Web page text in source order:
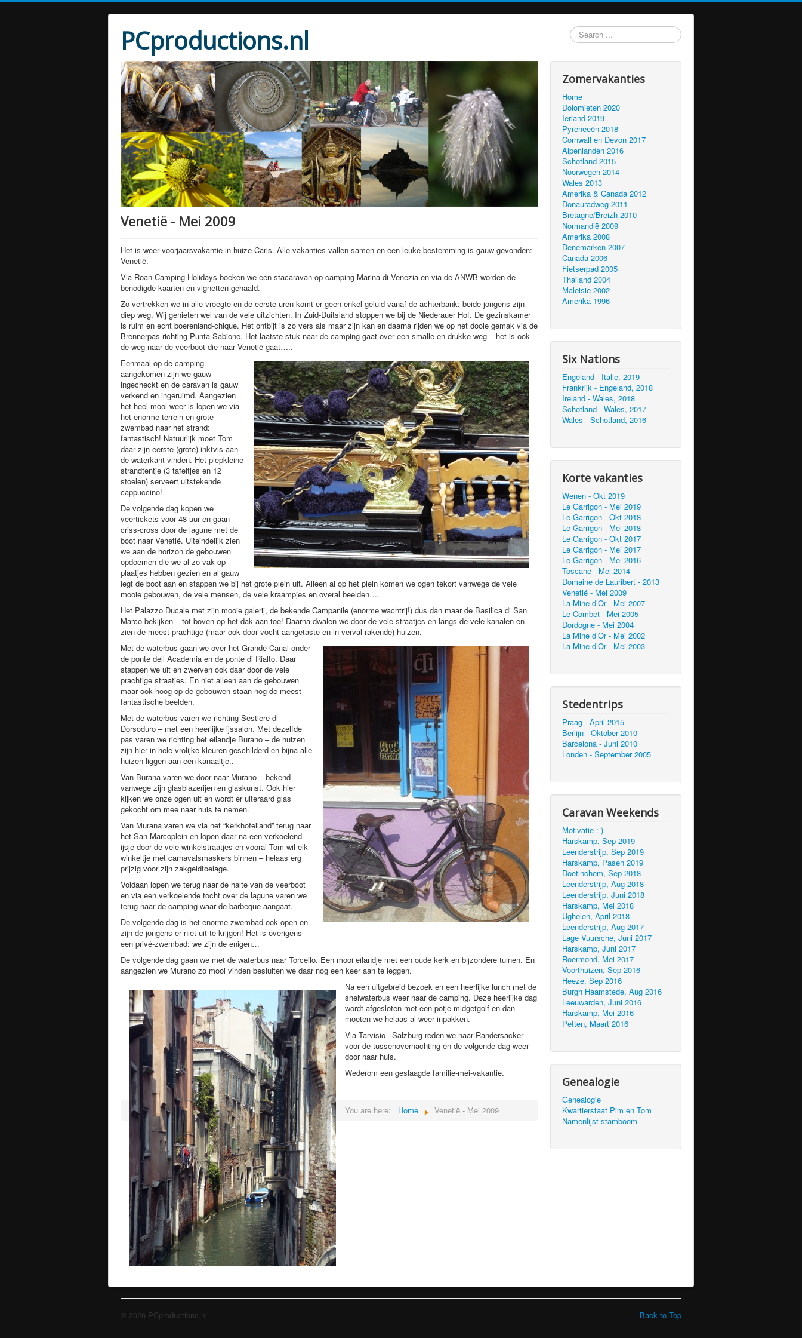
PCproductions.nl
Search
...
Venetië - Mei 2009
Het is weer voorjaarsvakantie in huize Caris. Alle vakanties vallen samen en een leuke bestemming is gauw gevonden:
Venetië.
Via Roan Camping Holidays boeken we een stacaravan op camping Marina di Venezia en via de ANWB worden de
benodigde kaarten en vignetten gehaald.
Zo vertrekken we in alle vroegte en de eerste uren komt er geen enkel geluid vanaf de achterbank: beide jongens zijn
diep weg. Wij genieten wel van de vele uitzichten. In Zuid-Duitsland stoppen we bij de Niederauer Hof. De gezinskamer
is ruim en echt boerenland-chique. Het ontbijt is zo vers als maar zijn kan en daarna rijden we op het dooie gemak via de
Brennerpas richting Punta Sabione. Het laatste stuk naar de camping gaat over een smalle en drukke weg – het is ook
de weg naar de veerboot die naar Venetië gaat…..
Eenmaal op de camping
aangekomen zijn we gauw
ingecheckt en de caravan is gauw
verkend en ingeruimd. Aangezien
het heel mooi weer is lopen we via
het enorme terrein en grote
zwembad naar het strand:
fantastisch! Natuurlijk moet Tom
daar zijn eerste (grote) inktvis aan
de waterkant vinden. Het piepkleine
strandtentje (3 tafeltjes en 12
stoelen) serveert uitstekende
cappuccino!
De volgende dag kopen we
veertickets voor 48 uur en gaan
criss-cross door de lagune met de
boot naar Venetië. Uiteindelijk zien
we aan de horizon de gebouwen
opdoemen die we al zo vak op
plaatjes hebben gezien en al gauw
legt de boot aan en stappen we bij het grote plein uit. Alleen al op het plein komen we ogen tekort vanwege de vele
mooie gebouwen, de vele mensen, de vele kraampjes en overal beelden….
Het Palazzo Ducale met zijn mooie galerij, de bekende Campanile (enorme wachtrij!) dus dan maar de Basilica di San
Marco bekijken – tot boven op het dak aan toe! Daarna dwalen we door de vele straatjes en langs de vele kanalen en
zien de meest prachtige (maar ook door vocht aangetaste en in verval rakende) huizen.
Met de waterbus gaan we over het Grande Canal onder
de ponte dell Academia en de ponte di Rialto. Daar
stappen we uit en zwerven ook daar door de vele
prachtige straatjes. En niet alleen aan de gebouwen
maar ook hoog op de gebouwen staan nog de meest
fantastische beelden.
Met de waterbus varen we richting Sestiere di
Dorsoduro – met een heerlijke ijssalon. Met dezelfde
pas varen we richting het eilandje Burano – de huizen
zijn hier in hele vrolijke kleuren geschilderd en bijna alle
huizen liggen aan een kanaaltje..
Van Burana varen we door naar Murano – bekend
vanwege zijn glasblazerijen en glaskunst. Ook hier
kijken we onze ogen uit en wordt er uiteraard glas
gekocht om mee naar huis te nemen.
Van Murana varen we via het “kerkhofeiland” terug naar
het San Marcoplein en lopen daar na een verkoelend
ijsje door de vele winkelstraatjes en vooral Tom wil elk
winkeltje met carnavalsmaskers binnen – helaas erg
prijzig voor zijn zakgeldtoelage.
Voldaan lopen we terug naar de halte van de veerboot
en via een verkoelende tocht over de lagune varen we
terug naar de camping waar de barbeque aangaat.
De volgende dag is het enorme zwembad ook open en
zijn de jongens er niet uit te krijgen! Het is overigens
een privé-zwembad: we zijn de enigen…
De volgende dag gaan we met de waterbus naar Torcello. Een mooi eilandje met een oude kerk en bijzondere tuinen. En
aangezien we Murano zo mooi vinden besluiten we daar nog een keer aan te leggen.
Na een uitgebreid bezoek en een heerlijke lunch met de
snelwaterbus weer naar de camping. Deze heerlijke dag
wordt afgesloten met een potje midgetgolf en dan
moeten we helaas al weer inpakken.
Via Tarvisio –Salzburg reden we naar Randersacker
voor de tussenovernachting en de volgende dag weer
door naar huis.
Wederom een geslaagde familie-mei-vakantie.
You are here: Home Venetië - Mei 2009
Zomervakanties
Home
Dolomieten 2020
Ierland 2019
Pyreneeën 2018
Cornwall en Devon 2017
Alpenlanden 2016
Schotland 2015
Noorwegen 2014
Wales 2013
Amerika & Canada 2012
Donauradweg 2011
Bretagne/Breizh 2010
Normandië 2009
Amerika 2008
Denemarken 2007
Canada 2006
Fietserpad 2005
Thailand 2004
Maleisie 2002
Amerika 1996
Six Nations
Engeland - Italie, 2019
Frankrijk - Engeland, 2018
Ireland - Wales, 2018
Schotland - Wales, 2017
Wales - Schotland, 2016
Korte vakanties
Wenen - Okt 2019
Le Garrigon - Mei 2019
Le Garrigon - Okt 2018
Le Garrigon - Mei 2018
Le Garrigon - Okt 2017
Le Garrigon - Mei 2017
Le Garrigon - Mei 2016
Toscane - Mei 2014
Domaine de Lauribert - 2013
Venetië - Mei 2009
La Mine d’Or - Mei 2007
Le Combet - Mei 2005
Dordogne - Mei 2004
La Mine d’Or - Mei 2002
La Mine d’Or - Mei 2003
Stedentrips
Praag - April 2015
Berlijn - Oktober 2010
Barcelona - Juni 2010
Londen - September 2005
Caravan Weekends
Motivatie :-)
Harskamp, Sep 2019
Leenderstrijp, Sep 2019
Harskamp, Pasen 2019
Doetinchem, Sep 2018
Leenderstrijp, Aug 2018
Leenderstrijp, Juni 2018
Harskamp, Mei 2018
Ughelen, April 2018
Leenderstrijp, Aug 2017
Lage Vuursche, Juni 2017
Harskamp, Juni 2017
Roermond, Mei 2017
Voorthuizen, Sep 2016
Heeze, Sep 2016
Burgh Haamstede, Aug 2016
Leeuwarden, Juni 2016
Harskamp, Mei 2016
Petten, Maart 2016
Genealogie
Genealogie
Kwartierstaat Pim en Tom
Namenlijst stamboom
Back to Top
© 2026 PCproductions.nl